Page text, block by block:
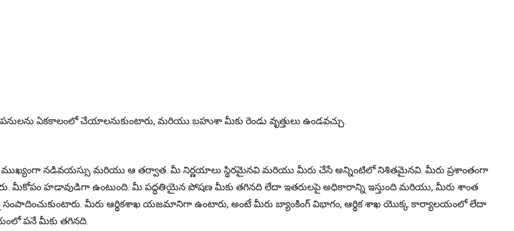
ఏకకాలంలో చేయాలనుకుంటారు, మరియు బహుశా మీకు రెండు వృత్తులు ఉండవచ్చు.
ముఖ్యంగా నడివయస్సు మరియు ఆ తర్వాత. మీ నిర్ణయాలు స్థిరమైనవి మరియు మీరు చేసే అన్నింటిలో నిశితమైనవి. మీరు ప్రశాంతంగా
మీకోపం హడావుడిగా ఉంటుంది. మీ పద్ధతియైన పోషణ మీకు తగినది లేదా ఇతరులపై అధికారాన్ని ఇస్తుంది మరియు, మీరు శాంత
సంపాదించుకుంటారు. మీరు ఆర్థికశాఖ యజమానిగా ఉంటారు, అంటే మీరు బ్యాంకింగ్ విభాగం, ఆర్థిక శాఖ యొక్క కార్యాలయంలో లేదా
పనే మీకు తగినది.